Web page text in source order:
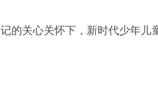
的关心关怀下，新时代少年儿